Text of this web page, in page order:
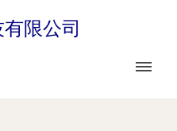
限公司